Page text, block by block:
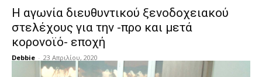
Η αγωνία διευθυντικού ξενοδοχειακού
στελέχους για την -προ και μετά
κορονοϊό- εποχή
Debbie - 23 Απριλίου, 2020